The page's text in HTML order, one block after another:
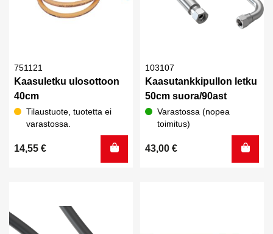
751121
Kaasuletku ulosottoon
40cm
Tilaustuote, tuotetta ei
varastossa.
14,55 €
103107
Kaasutankkipullon letku
50cm suora/90ast
Varastossa (nopea
toimitus)
43,00 €